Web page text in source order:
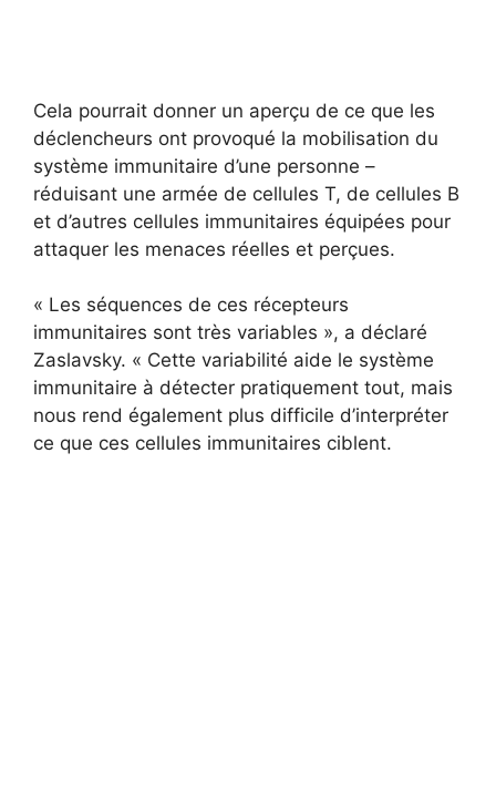
Cela pourrait donner un aperçu de ce que les
déclencheurs ont provoqué la mobilisation du
système immunitaire d’une personne –
réduisant une armée de cellules T, de cellules B
et d’autres cellules immunitaires équipées pour
attaquer les menaces réelles et perçues.
« Les séquences de ces récepteurs
immunitaires sont très variables », a déclaré
Zaslavsky. « Cette variabilité aide le système
immunitaire à détecter pratiquement tout, mais
nous rend également plus difficile d’interpréter
ce que ces cellules immunitaires ciblent.